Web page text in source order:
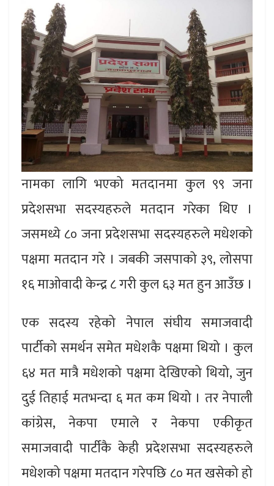
नामका लागि भएको मतदानमा कुल ९९ जना
प्रदेशसभा सदस्यहरुले मतदान गरेका थिए ।
जसमध्ये ८० जना प्रदेशसभा सदस्यहरुले मधेशको
पक्षमा मतदान गरे । जबकी जसपाको ३९, लोसपा
१६ माओवादी केन्द्र ८ गरी कुल ६३ मत हुन आउँछ ।
एक सदस्य रहेको नेपाल संघीय समाजवादी
पार्टीको समर्थन समेत मधेशकै पक्षमा थियो । कुल
६४ मत मात्रै मधेशको पक्षमा देखिएको थियो, जुन
दुई तिहाई मतभन्दा ६ मत कम थियो । तर नेपाली
कांग्रेस, नेकपा एमाले र नेकपा एकीकृत
समाजवादी पार्टीकै केही प्रदेशसभा सदस्यहरुले
मधेशको पक्षमा मतदान गरेपछि ८० मत खसेको हो